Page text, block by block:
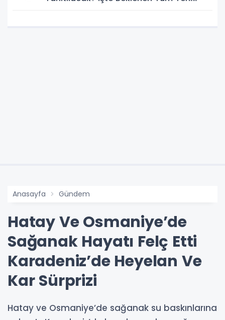
Anasayfa Gündem
Hatay Ve Osmaniye’de
Sağanak Hayatı Felç Etti
Karadeniz’de Heyelan Ve
Kar Sürprizi
Hatay ve Osmaniye’de sağanak su baskınlarına